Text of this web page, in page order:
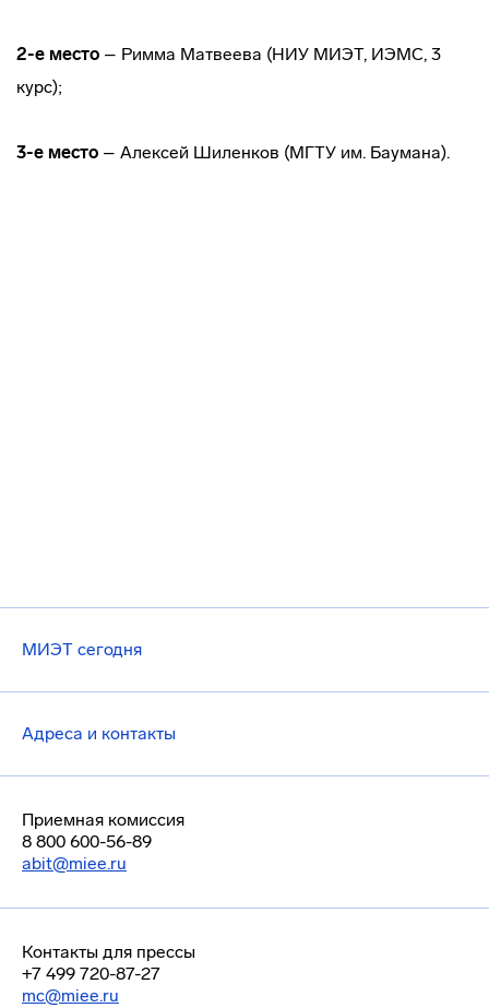
2-е место – Римма Матвеева (НИУ МИЭТ, ИЭМС, 3
курс);
3-е место – Алексей Шиленков (МГТУ им. Баумана).
МИЭТ сегодня
Адреса и контакты
Приемная комиссия
8 800 600-56-89
abit@miee.ru
Контакты для прессы
+7 499 720-87-27
mc@miee.ru